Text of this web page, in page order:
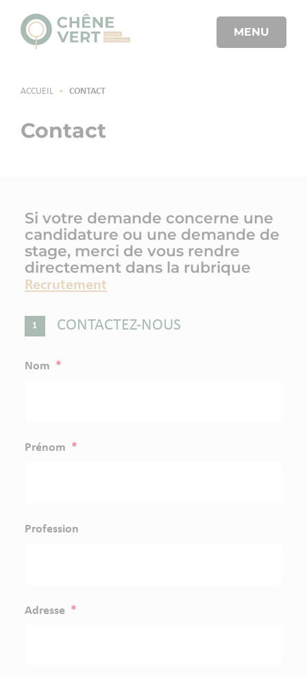
MENU
ACCUEIL • CONTACT
Contact
Si votre demande concerne une
candidature ou une demande de
stage, merci de vous rendre
directement dans la rubrique
Recrutement
CONTACTEZ-NOUS
Nom *
Prénom *
Profession
Adresse *